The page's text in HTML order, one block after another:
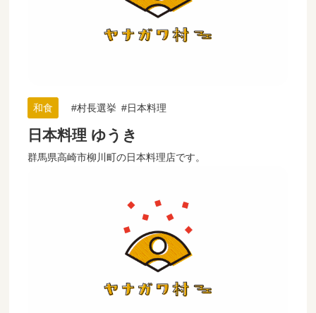
和食 村長選挙 日本料理
日本料理 ゆうき
群馬県高崎市柳川町の日本料理店です。